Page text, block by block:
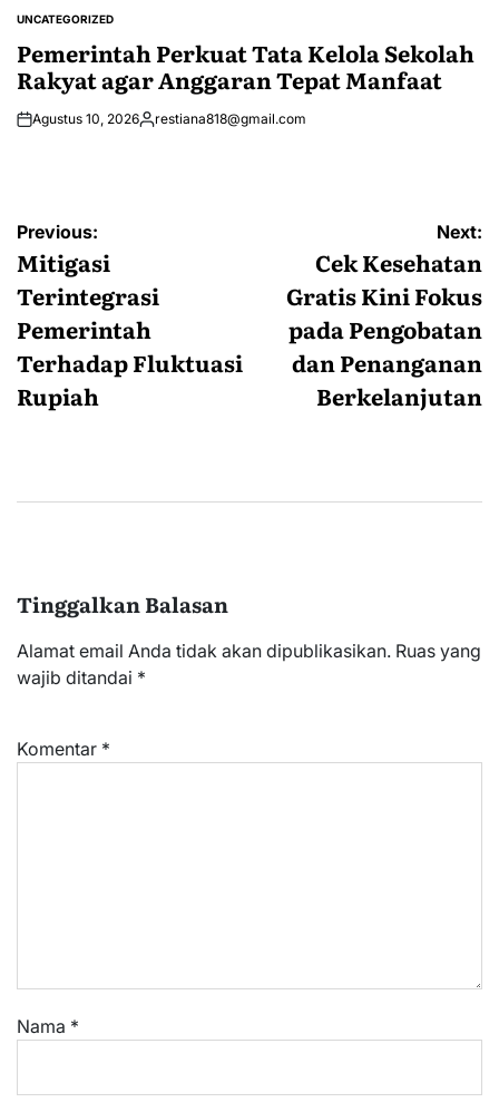
POSTED
UNCATEGORIZED
Pemerintah Perkuat Tata Kelola Sekolah
Rakyat agar Anggaran Tepat Manfaat
Agustus 10, 2026Posted
restiana818@gmail.com
Navigasi
pos
Previous:
Mitigasi
Terintegrasi
Pemerintah
Terhadap Fluktuasi
Rupiah
Next:
Cek Kesehatan
Gratis Kini Fokus
pada Pengobatan
dan Penanganan
Berkelanjutan
Tinggalkan Balasan
Alamat email Anda tidak akan dipublikasikan. Ruas yang
wajib ditandai *
Komentar *
Nama *